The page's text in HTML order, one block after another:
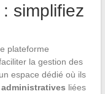
simplifiez
plateforme
la gestion des
espace dédié où ils
liées